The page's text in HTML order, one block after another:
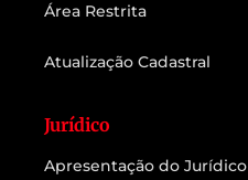
Área Restrita
Atualização Cadastral
Jurídico
Apresentação do Jurídico